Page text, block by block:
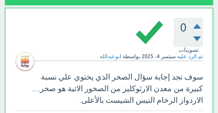
0
تصويتات
تم الرد عليه سبتمبر 4، 2025 بواسطة ابوعبدالله
سوف تجد إجابة سؤال الصخر الذي يحتوي علي نسبة
كبيرة من معدن الارثوكليز من الصخور الاتية هو صخر....
الاردواز الرخام النيس الشيست بالأعلى.